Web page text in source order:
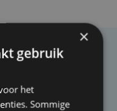
×
gebruik
het
Sommige